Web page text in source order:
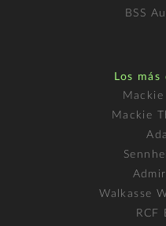
BSS
Los más
Mackie
Walkasse
RCF